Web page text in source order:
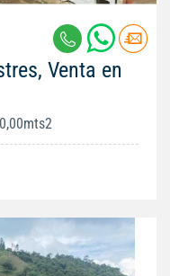
Venta en